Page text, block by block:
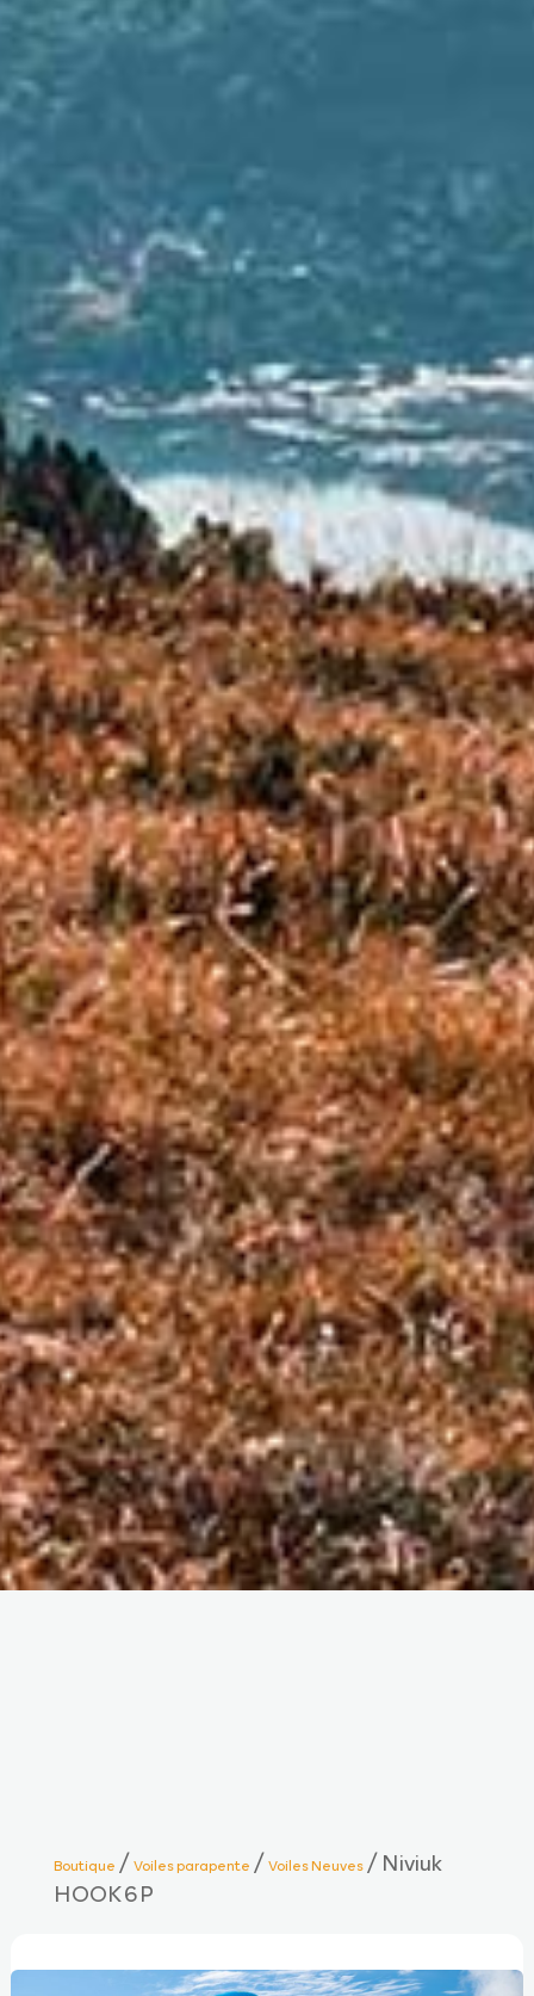
Boutique /Voiles parapente /Voiles Neuves/ Niviuk
HOOK 6 P